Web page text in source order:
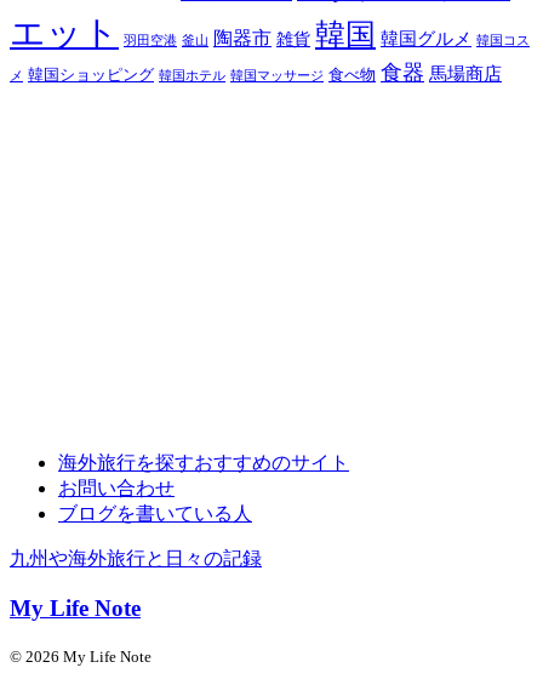
エット
羽田空港 釜山 陶器市 雑貨 韓国 韓国グルメ 韓国コス
メ 韓国ショッピング 韓国ホテル 韓国マッサージ 食べ物 食器 馬場商店
海外旅行を探すおすすめのサイト
お問い合わせ
ブログを書いている人
九州や海外旅行と日々の記録
My Life Note
© 2026 My Life Note